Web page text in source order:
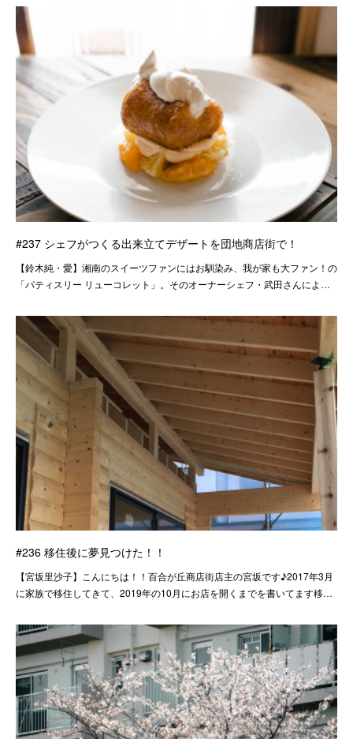
#237 シェフがつくる出来立てデザートを団地商店街で！
【鈴木純・愛】湘南のスイーツファンにはお馴染み、我が家も大ファン！の
「パティスリー リューコレット」。そのオーナーシェフ・武田さんによ…
#236 移住後に夢見つけた！！
【宮坂里沙子】こんにちは！！百合が丘商店街店主の宮坂です♪2017年3月
に家族で移住してきて、2019年の10月にお店を開くまでを書いてます移…